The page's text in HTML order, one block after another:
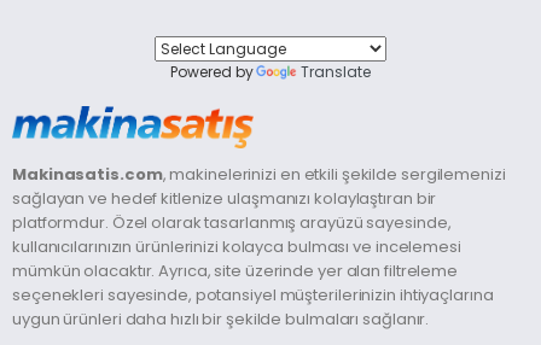
Powered by Translate
Makinasatis.com, makinelerinizi en etkili şekilde sergilemenizi
sağlayan ve hedef kitlenize ulaşmanızı kolaylaştıran bir
platformdur. Özel olarak tasarlanmış arayüzü sayesinde,
kullanıcılarınızın ürünlerinizi kolayca bulması ve incelemesi
mümkün olacaktır. Ayrıca, site üzerinde yer alan filtreleme
seçenekleri sayesinde, potansiyel müşterilerinizin ihtiyaçlarına
uygun ürünleri daha hızlı bir şekilde bulmaları sağlanır.